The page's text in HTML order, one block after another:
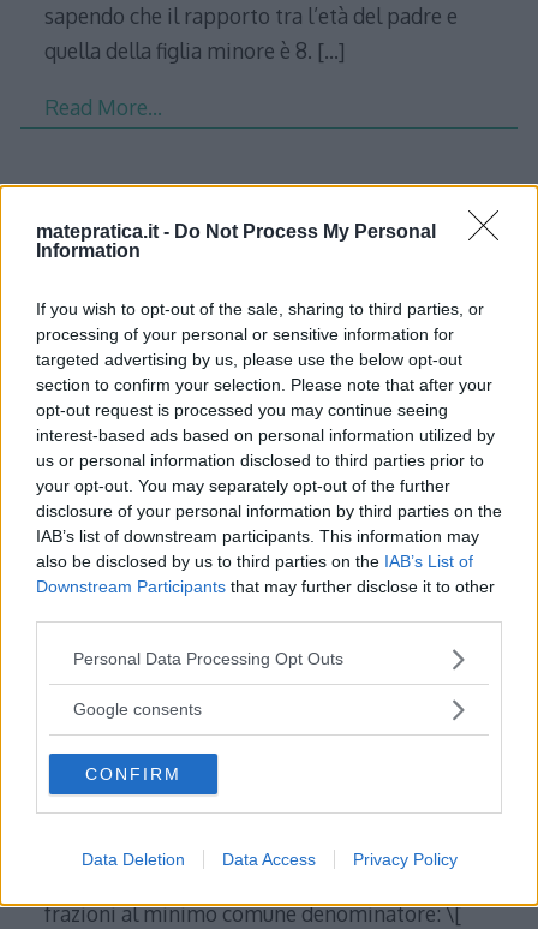
matepratica.it - Do Not Process My Personal
Information
If you wish to opt-out of the sale, sharing to third parties, or
processing of your personal or sensitive information for
targeted advertising by us, please use the below opt-out
section to confirm your selection. Please note that after your
opt-out request is processed you may continue seeing
interest-based ads based on personal information utilized by
us or personal information disclosed to third parties prior to
your opt-out. You may separately opt-out of the further
disclosure of your personal information by third parties on the
IAB’s list of downstream participants. This information may
also be disclosed by us to third parties on the IAB’s List of
Downstream Participants that may further disclose it to other
Please note that this website/app uses one or more Google
not limited to your visit or usage behaviour. You may click to
use your data for below specified purposes in below Google
consent section.
Personal Data Processing Opt Outs
Google consents
CONFIRM
Data Deletion Data Access Privacy Policy
sapendo che il rapporto tra l’età del padre e
quella della figlia minore è 8. […]
Read More…
Equazioni fratte – Problema 1
In una frazione il denominatore supera di 13 i
entrambi i termini si ottiene una nuova
frazione, equivalente a 4/5. Determinare la
frazione. Soluzione Chiamando x il numeratore
N, l’equazione da risolvere sarà la seguente: \[
\frac{x+10}{\frac{2}{3}x+13+10}=\frac{4}{5} \] \[
\frac{x+10}{\frac{2}{3}x+23}=\frac{4}{5} \]
Condizioni di esistenza C.E.: \[ \frac{2}
{3}x+23\neq0 \] \[[…]
Read More…
Equazioni fratte
Risolvere le seguenti equazioni frazionarie
numeriche: 1) \[ \frac{3}{x}=\frac{4}{x-1} \]
Condizioni di esistenza C.E.: \[ x\neq0 \] \[ x-
frazioni al minimo comune denominatore: \[